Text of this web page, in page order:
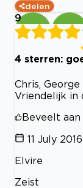
delen
9
4 sterren:
Chris,
Vriendelijk in
Beveelt aan
11 July 2016
Elvire
Zeist